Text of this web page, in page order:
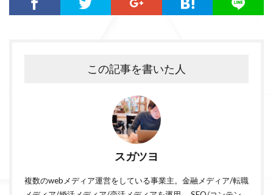
この記事を書いた人
スガツヨ
複数のwebメディア運営をしている事業主。金融メディア/転職